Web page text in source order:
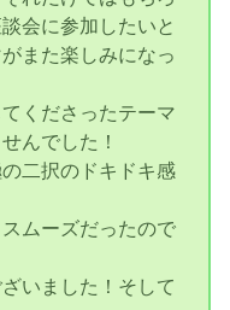
会に参加したいと
また楽しみになっ
くださったテーマ
んでした！
二択のドキドキ感
ムーズだったので
いました！そして